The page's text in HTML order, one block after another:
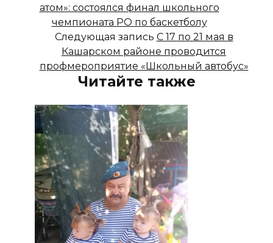
атом»: состоялся финал школьного
чемпионата РО по баскетболу
Следующая запись С 17 по 21 мая в
Кашарском районе проводится
профмероприятие «Школьный автобус»
Читайте также